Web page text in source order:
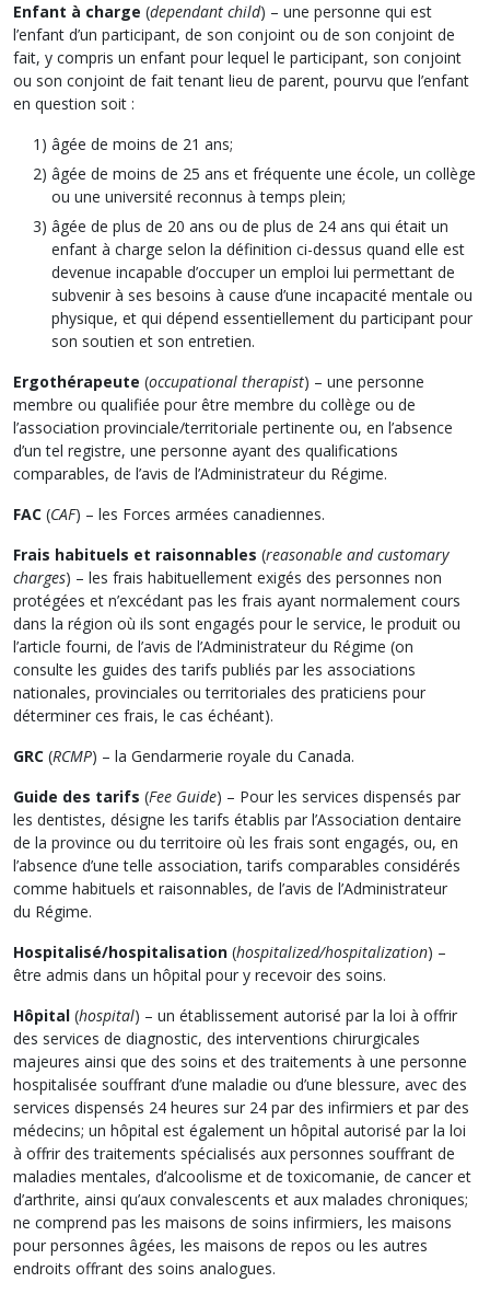
Enfant à charge (dependant child) – une personne qui est
l’enfant d’un participant, de son conjoint ou de son conjoint de
fait, y compris un enfant pour lequel le participant, son conjoint
ou son conjoint de fait tenant lieu de parent, pourvu que l’enfant
en question soit :
âgée de moins de 21 ans;
âgée de moins de 25 ans et fréquente une école, un collège
ou une université reconnus à temps plein;
âgée de plus de 20 ans ou de plus de 24 ans qui était un
enfant à charge selon la définition ci-dessus quand elle est
devenue incapable d’occuper un emploi lui permettant de
subvenir à ses besoins à cause d’une incapacité mentale ou
physique, et qui dépend essentiellement du participant pour
son soutien et son entretien.
Ergothérapeute (occupational therapist) – une personne
membre ou qualifiée pour être membre du collège ou de
l’association provinciale/territoriale pertinente ou, en l’absence
d’un tel registre, une personne ayant des qualifications
comparables, de l’avis de l’Administrateur du Régime.
FAC (CAF) – les Forces armées canadiennes.
Frais habituels et raisonnables (reasonable and customary
charges) – les frais habituellement exigés des personnes non
protégées et n’excédant pas les frais ayant normalement cours
dans la région où ils sont engagés pour le service, le produit ou
l’article fourni, de l’avis de l’Administrateur du Régime (on
consulte les guides des tarifs publiés par les associations
nationales, provinciales ou territoriales des praticiens pour
déterminer ces frais, le cas échéant).
GRC (RCMP) – la Gendarmerie royale du Canada.
Guide des tarifs (Fee Guide) – Pour les services dispensés par
les dentistes, désigne les tarifs établis par l’Association dentaire
de la province ou du territoire où les frais sont engagés, ou, en
l’absence d’une telle association, tarifs comparables considérés
comme habituels et raisonnables, de l’avis de l’Administrateur
du Régime.
Hospitalisé/hospitalisation (hospitalized/hospitalization) –
être admis dans un hôpital pour y recevoir des soins.
Hôpital (hospital) – un établissement autorisé par la loi à offrir
des services de diagnostic, des interventions chirurgicales
majeures ainsi que des soins et des traitements à une personne
hospitalisée souffrant d’une maladie ou d’une blessure, avec des
services dispensés 24 heures sur 24 par des infirmiers et par des
médecins; un hôpital est également un hôpital autorisé par la loi
à offrir des traitements spécialisés aux personnes souffrant de
maladies mentales, d’alcoolisme et de toxicomanie, de cancer et
d’arthrite, ainsi qu’aux convalescents et aux malades chroniques;
ne comprend pas les maisons de soins infirmiers, les maisons
pour personnes âgées, les maisons de repos ou les autres
endroits offrant des soins analogues.